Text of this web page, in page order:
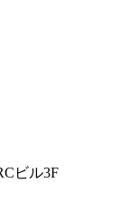
ビル3F